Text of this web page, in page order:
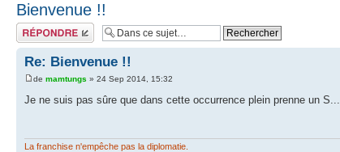
Bienvenue !!
Écrire un
commentaire
Re: Bienvenue !!
de mamtungs » 24 Sep 2014, 15:32
Je ne suis pas sûre que dans cette occurrence plein prenne un S...
La franchise n'empêche pas la diplomatie.